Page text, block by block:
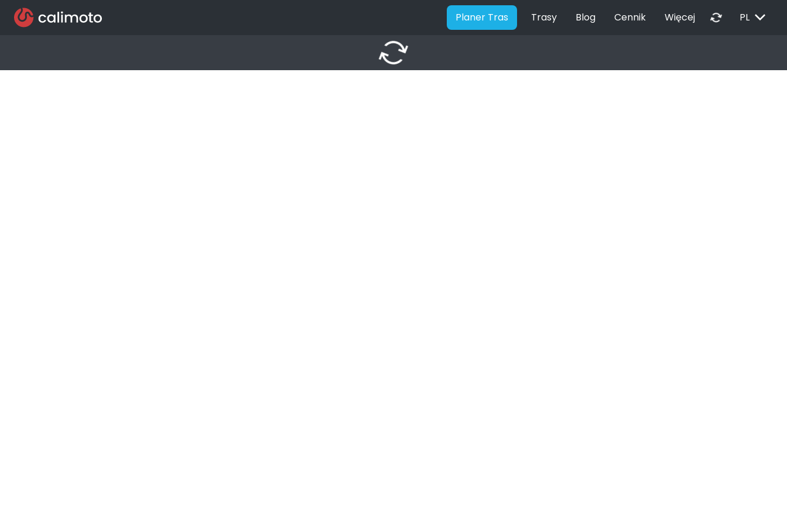
Planer Tras Trasy Blog Cennik Więcej autorenew PL EXPAND_MORE
autorenew